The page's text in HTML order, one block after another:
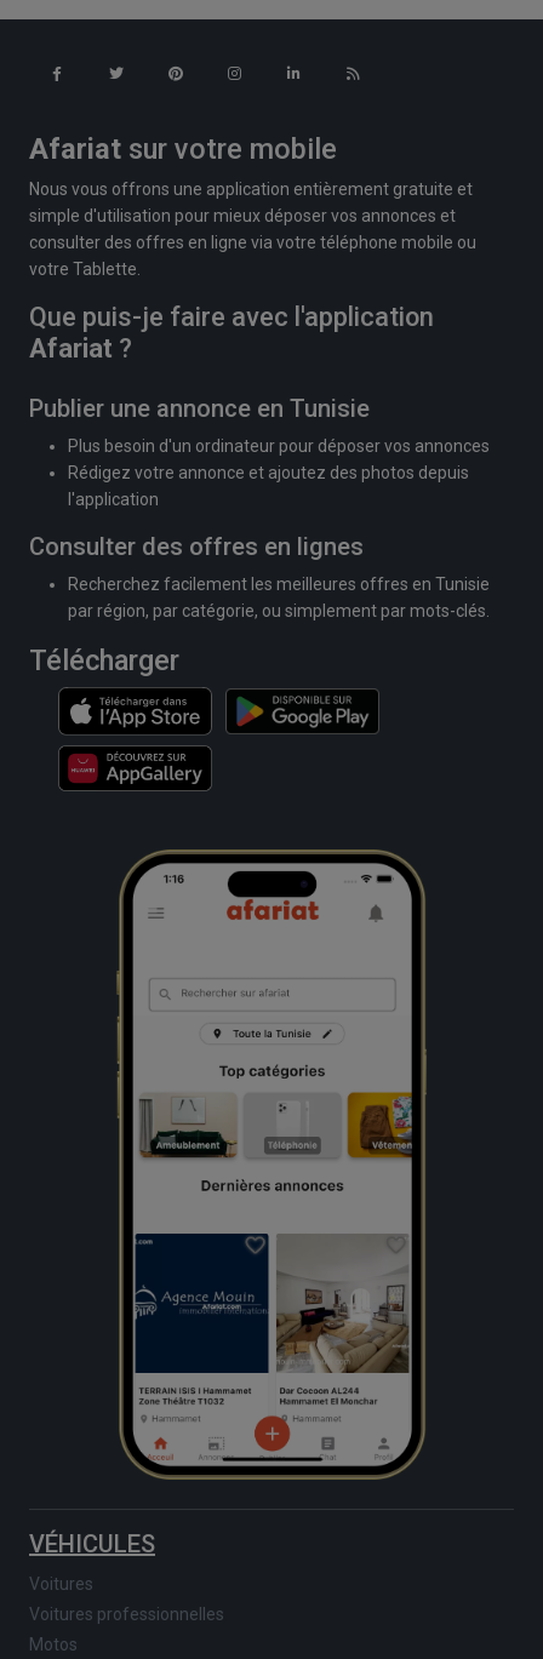
Afariat sur votre mobile
Nous vous offrons une application entièrement gratuite et
simple d'utilisation pour mieux déposer vos annonces et
consulter des offres en ligne via votre téléphone mobile ou
votre Tablette.
Que puis-je faire avec l'application
Afariat ?
Publier une annonce en Tunisie
Plus besoin d'un ordinateur pour déposer vos annonces
Rédigez votre annonce et ajoutez des photos depuis
l'application
Consulter des offres en lignes
Recherchez facilement les meilleures offres en Tunisie
par région, par catégorie, ou simplement par mots-clés.
Télécharger
VÉHICULES
Voitures
Voitures professionnelles
Motos